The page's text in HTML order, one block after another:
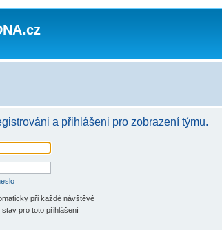
a přihlášeni pro zobrazení týmu.
při každé návštěvě
stav pro toto přihlášení